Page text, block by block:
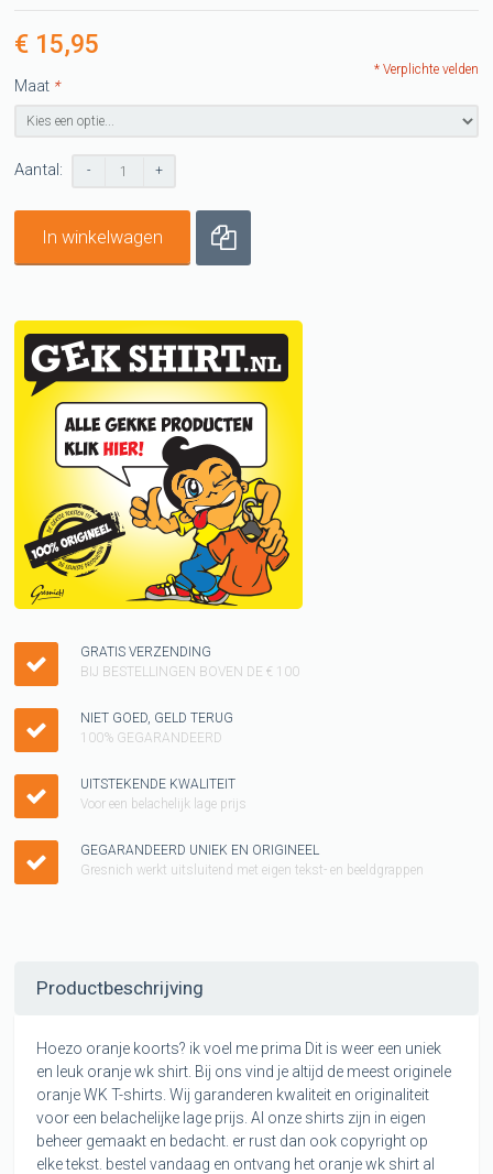
€ 15,95
*
Maat
* Verplichte velden
Aantal: - +
In winkelwagen
GRATIS VERZENDING
BIJ BESTELLINGEN BOVEN DE € 100
NIET GOED, GELD TERUG
100% GEGARANDEERD
UITSTEKENDE KWALITEIT
Voor een belachelijk lage prijs
GEGARANDEERD UNIEK EN ORIGINEEL
Gresnich werkt uitsluitend met eigen tekst- en beeldgrappen
Productbeschrijving
Hoezo oranje koorts? ik voel me prima Dit is weer een uniek
en leuk oranje wk shirt. Bij ons vind je altijd de meest originele
oranje WK T-shirts. Wij garanderen kwaliteit en originaliteit
voor een belachelijke lage prijs. Al onze shirts zijn in eigen
beheer gemaakt en bedacht. er rust dan ook copyright op
elke tekst. bestel vandaag en ontvang het oranje wk shirt al